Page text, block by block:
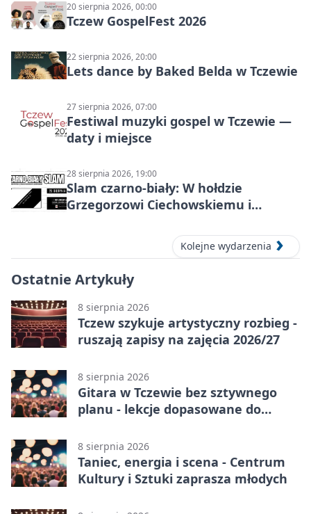
20 sierpnia 2026, 00:00
Tczew GospelFest 2026
22 sierpnia 2026, 20:00
Lets dance by Baked Belda w Tczewie
27 sierpnia 2026, 07:00
Festiwal muzyki gospel w Tczewie —
daty i miejsce
28 sierpnia 2026, 19:00
Slam czarno-biały: W hołdzie
Grzegorzowi Ciechowskiemu i
Kolejne wydarzenia
Ostatnie Artykuły
8 sierpnia 2026
Tczew szykuje artystyczny rozbieg -
ruszają zapisy na zajęcia 2026/27
8 sierpnia 2026
Gitara w Tczewie bez sztywnego
planu - lekcje dopasowane do
8 sierpnia 2026
Taniec, energia i scena - Centrum
Kultury i Sztuki zaprasza młodych